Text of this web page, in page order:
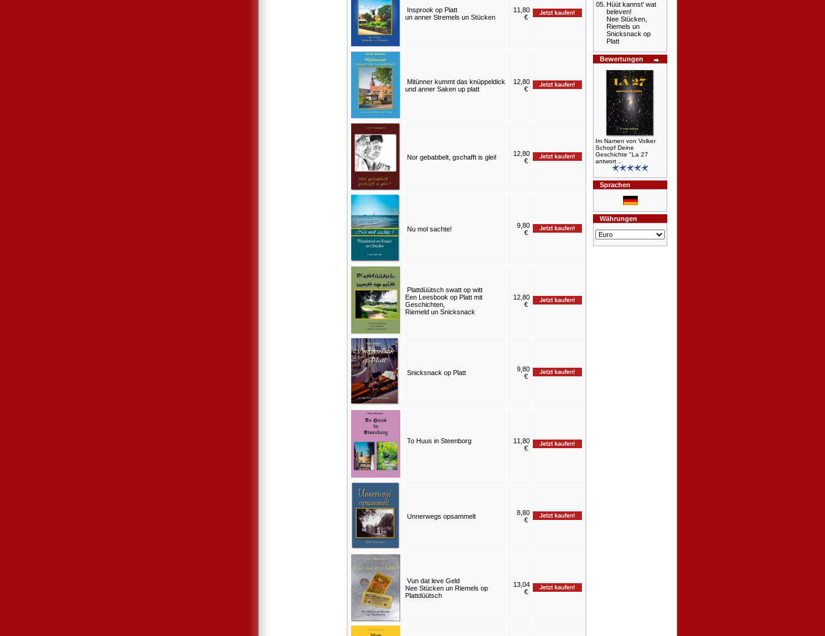
Insprook op Platt
un anner Stremels un Stücken
11,80
€
Mitünner kummt das knüppeldick
und anner Saken up platt
12,80
€
Nor gebabbelt, gschafft is glei!
12,80
€
Nu mol sachte!
9,80
€
Plattdüütsch swatt op witt
Een Leesbook op Platt mit
Geschichten,
Riemeld un Snicksnack
12,80
€
Snicksnack op Platt
9,80
€
To Huus in Steenborg
11,80
€
Unnerwegs opsammelt
8,80
€
Vun dat leve Geld
Nee Stücken un Riemels op
Plattdüütsch
13,04
€
05. Hüüt kannst' wat
beleven!
Nee Stücken,
Riemels un
Snicksnack op
Platt
Bewertungen
Im Namen von Volker
Schopf Deine
Geschichte "La 27
antwort ..
Sprachen
Währungen